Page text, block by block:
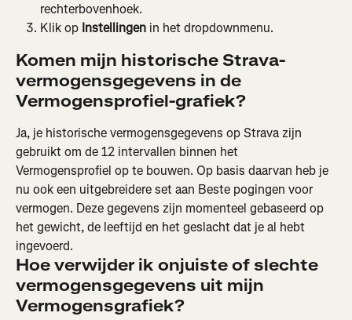
rechterbovenhoek.
Klik op Instellingen in het dropdownmenu.
Komen mijn historische Strava-
vermogensgegevens in de
Vermogensprofiel-grafiek?
Ja, je historische vermogensgegevens op Strava zijn
gebruikt om de 12 intervallen binnen het
Vermogensprofiel op te bouwen. Op basis daarvan heb je
nu ook een uitgebreidere set aan Beste pogingen voor
vermogen. Deze gegevens zijn momenteel gebaseerd op
het gewicht, de leeftijd en het geslacht dat je al hebt
ingevoerd.
Hoe verwijder ik onjuiste of slechte
vermogensgegevens uit mijn
Vermogensgrafiek?